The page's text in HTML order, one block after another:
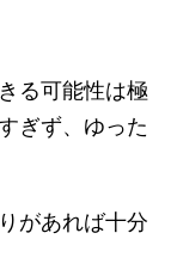
る可能性は極
ぎず、ゆった
があれば十分